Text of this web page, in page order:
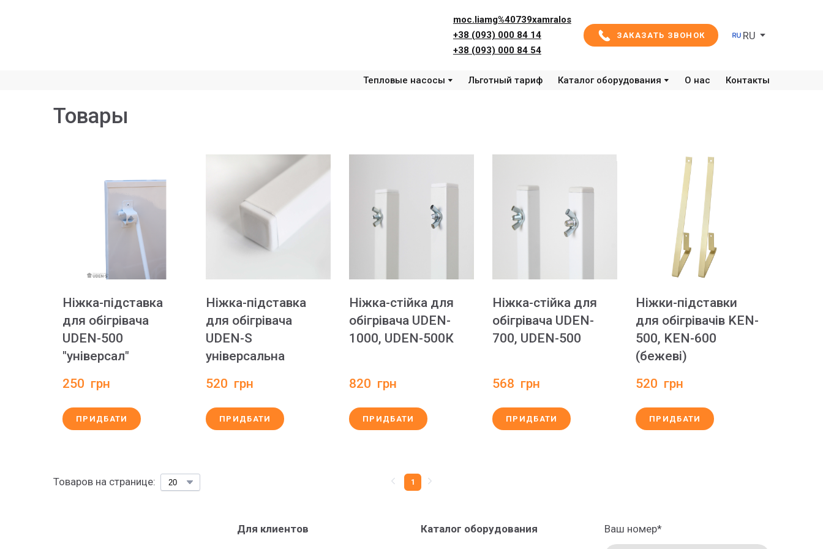
moc.liamg%40739xamralos
+38 (093) 000 84 14
+38 (093) 000 84 54
ЗАКАЗАТЬ ЗВОНОК RU
Тепловые насосы Льготный тариф Каталог оборудования О нас Контакты
Товары
Ніжка-підставка
для обігрівача
UDEN-500
"універсал"
250  грн
ПРИДБАТИ
Ніжка-підставка
для обігрівача
UDEN-S
універсальна
520  грн
ПРИДБАТИ
Ніжка-стійка для
обігрівача UDEN-
1000, UDEN-500К
820  грн
ПРИДБАТИ
Ніжка-стійка для
обігрівача UDEN-
700, UDEN-500
568  грн
ПРИДБАТИ
Ніжки-підставки
для обігрівачів KEN-
500, KEN-600
(бежеві)
520  грн
ПРИДБАТИ
Товаров на странице: 1
Для клиентов Каталог оборудования Ваш номер*